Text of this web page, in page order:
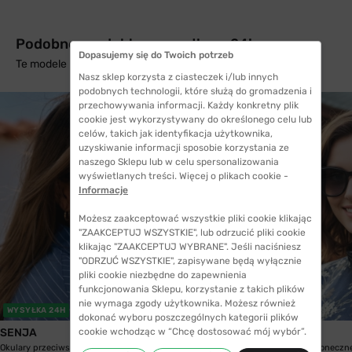
Podobne produkty z wysyłką w 24h
Te modele mogą Cię zainteresować
WYSYŁKA 24H
SENJA
Okulary przeciwsłonecznei Senja 4176 C1
SENJA
Okulary
Dopasujemy się do Twoich potrzeb
Nasz sklep korzysta z ciasteczek i/lub innych
podobnych technologii, które służą do gromadzenia i
przechowywania informacji. Każdy konkretny plik
cookie jest wykorzystywany do określonego celu lub
celów, takich jak identyfikacja użytkownika,
uzyskiwanie informacji sposobie korzystania ze
naszego Sklepu lub w celu spersonalizowania
wyświetlanych treści. Więcej o plikach cookie -
Informacje
Możesz zaakceptować wszystkie pliki cookie klikając
"ZAAKCEPTUJ WSZYSTKIE", lub odrzucić pliki cookie
klikając "ZAAKCEPTUJ WYBRANE". Jeśli naciśniesz
"ODRZUĆ WSZYSTKIE", zapisywane będą wyłącznie
pliki cookie niezbędne do zapewnienia
funkcjonowania Sklepu, korzystanie z takich plików
nie wymaga zgody użytkownika. Możesz również
dokonać wyboru poszczególnych kategorii plików
cookie wchodząc w “Chcę dostosować mój wybór”.